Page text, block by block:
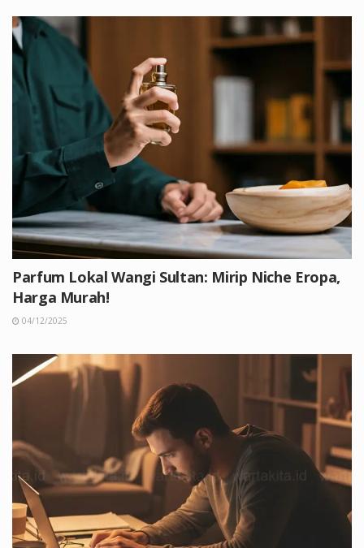
Parfum Lokal Wangi Sultan: Mirip Niche Eropa,
Harga Murah!
04/12/2025